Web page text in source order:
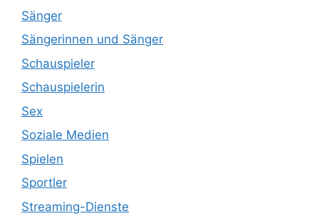
Sänger
Sängerinnen und Sänger
Schauspieler
Schauspielerin
Sex
Soziale Medien
Spielen
Sportler
Streaming-Dienste